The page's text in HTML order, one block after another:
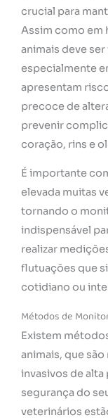
crucial para
Assim como em
animais deve
especialmente
apresentam
precoce de
prevenir
coração, rins e
É importante
elevada muitas
tornando o
indispensável
realizar
flutuações que
cotidiano ou
Métodos de
Existem
animais, que
invasivos de
segurança do
veterinários